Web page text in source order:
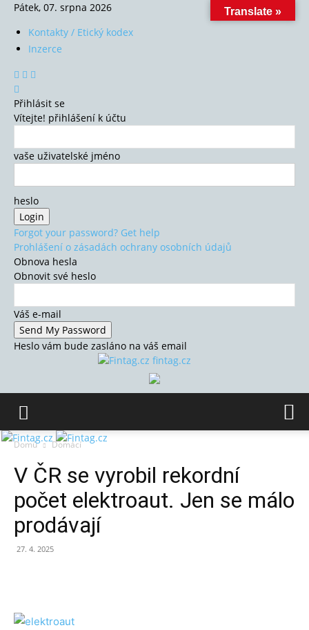
Pátek, 07. srpna 2026
Kontakty / Etický kodex
Inzerce
Přihlásit se
Vítejte! přihlášení k účtu
vaše uživatelské jméno
heslo
Forgot your password? Get help
Prohlášení o zásadách ochrany osobních údajů
Obnova hesla
Obnovit své heslo
Váš e-mail
Heslo vám bude zasláno na váš email
fintag.cz
Domů Domácí
V ČR se vyrobil rekordní
počet elektroaut. Jen se málo
prodávají
27. 4. 2025
Translate »